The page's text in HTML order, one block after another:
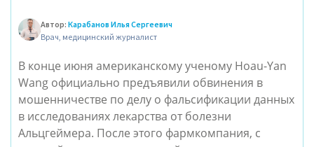
Автор: Карабанов Илья Сергеевич
Врач, медицинский журналист
В конце июня американскому ученому Hoau-Yan
Wang официально предъявили обвинения в
мошенничестве по делу о фальсификации данных
в исследованиях лекарства от болезни
Альцгеймера. После этого фармкомпания, с